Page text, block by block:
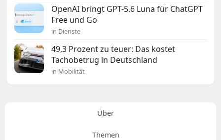
OpenAI bringt GPT-5.6 Luna für ChatGPT
Free und Go
in Dienste
49,3 Prozent zu teuer: Das kostet
Tachobetrug in Deutschland
in Mobilität
Über
Themen